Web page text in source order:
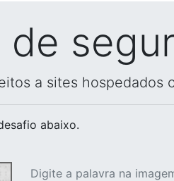
a sites hospedados
abaixo.
Digite a palavra na